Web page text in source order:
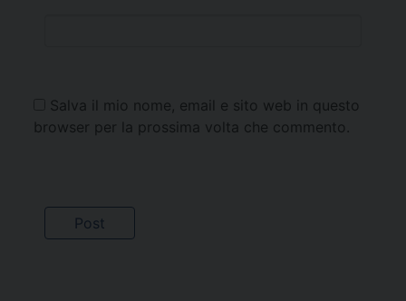
Salva il mio nome, email e sito web in questo
browser per la prossima volta che commento.